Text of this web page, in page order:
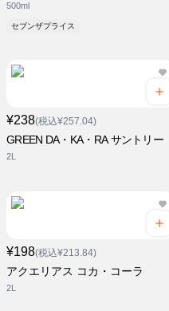
500ml
セブンザプライス
¥238(税込¥257.04)
GREEN DA・KA・RA サントリー
2L
¥198(税込¥213.84)
アクエリアス コカ・コーラ
2L